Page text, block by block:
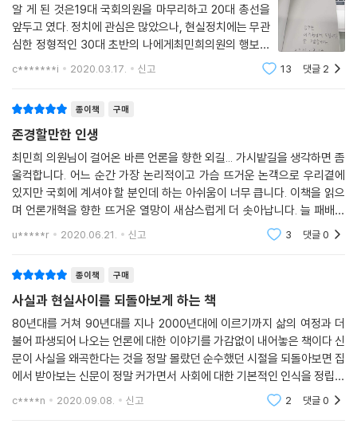
데 이른바 ‘조중동 대 한경오’라는 프레임이 깨진 것도 중요한 요인은 아닐
까요? 과거에는 진보적인 매체가 수구·보수 언론과 다른 정보들을 제공하
면서 각축이 벌어졌는데 조국 사태에서는 수구·보수, 개혁·진보 구분 없이
거의 모든 언론이 한목소리를 냈잖아요.
【3장. 진화하는 촛불, ‘당신’을 만나다 : 272쪽】
제가 던지는 질문이 그의 역동적인 삶을 단순히 소개하는 데 그치지 않기
를 바랐습니다. 촛불집회에서 그에게 환호했던 시민들과, 촛불집회의 언저
리를 서성이는 시민들을 대신해 질문하고 싶었습니다.
그에게 남은 질문이 있다면, 더 넓은 민주주의의 광장에서 시민들이 직접
【에필로그 : 358쪽】
알 게 된 것은19대 국회의원을 마무리하고 20대 총선을
앞두고 였다. 정치에 관심은 많았으나, 현실정치에는 무관
심한 정형적인 30대 초반의 나에게최민희의원의 행보는
나를 일깨워주곤 했다. 그러던 그녀는 20대 국회의원선거
에서 낙선 한 후평범한 대한민국의 일원으로 살아가는 듯
c*******i 2020.03.17. 신고 13 댓글 2
종이책 구매
존경할만한 인생
최민희 의원님이 걸어온 바른 언론을 향한 외길... 가시밭길을 생각하면 좀
울컥합니다. 어느 순간 가장 논리적이고 가슴 뜨거운 논객으로 우리곁에
있지만 국회에 계셔야 할 분인데 하는 아쉬움이 너무 큽니다. 이책을 읽으
며 언론개혁을 향한 뜨거운 열망이 새삼스럽게 더 솟아납니다. 늘 패배한
것처럼 보였지만 큰 줄기의 언론개혁을 향한 여정은 한시도 쉬지 않았다는
u*****r 2020.06.21. 신고 3 댓글0
종이책 구매
사실과 현실사이를 되돌아보게 하는 책
80년대를 거쳐 90년대를 지나 2000년대에 이르기까지 삶의 여정과 더
불어 파생되어 나오는 언론에 대한 이야기를 가감없이 내어놓은 책이다 신
문이 사실을 왜곡한다는 것을 정말 몰랐던 순수했던 시절을 되돌아보면 집
에서 받아보는 신문이 정말 커가면서 사회에 대한 기본적인 인식을 정립하
는데 큰 역할을 한다는 것을 알 수 있다 그리고 그 신문이 조선인지 한겨례
c****n 2020.09.08. 신고 2 댓글0